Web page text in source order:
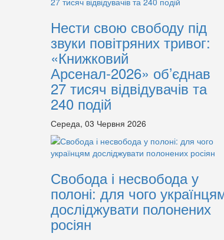
Нести свою свободу під
звуки повітряних тривог:
«Книжковий
Арсенал-2026» об’єднав
27 тисяч відвідувачів та
240 подій
Середа, 03 Червня 2026
Свобода і несвобода у
полоні: для чого
досліджувати полонених
росіян